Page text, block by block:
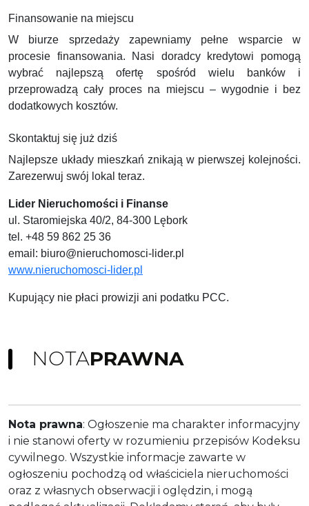
Finansowanie na miejscu
W biurze sprzedaży zapewniamy pełne wsparcie w
procesie finansowania. Nasi doradcy kredytowi pomogą
wybrać najlepszą ofertę spośród wielu banków i
przeprowadzą cały proces na miejscu – wygodnie i bez
dodatkowych kosztów.
Skontaktuj się już dziś
Najlepsze układy mieszkań znikają w pierwszej kolejności.
Zarezerwuj swój lokal teraz.
Lider Nieruchomości i Finanse
ul. Staromiejska 40/2, 84-300 Lębork
tel. +48 59 862 25 36
email: biuro@nieruchomosci-lider.pl
www.nieruchomosci-lider.pl
Kupujący nie płaci prowizji ani podatku PCC.
NOTAPRAWNA
Nota prawna: Ogłoszenie ma charakter informacyjny
i nie stanowi oferty w rozumieniu przepisów Kodeksu
cywilnego. Wszystkie informacje zawarte w
ogłoszeniu pochodzą od właściciela nieruchomości
oraz z własnych obserwacji i oględzin, i mogą